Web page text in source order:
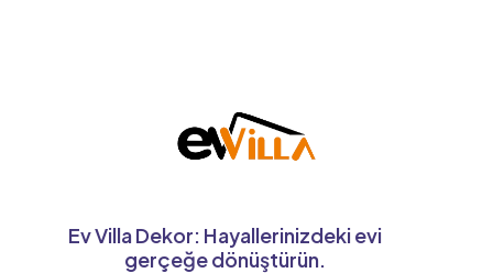
Ev Villa Dekor: Hayallerinizdeki evi
gerçeğe dönüştürün.